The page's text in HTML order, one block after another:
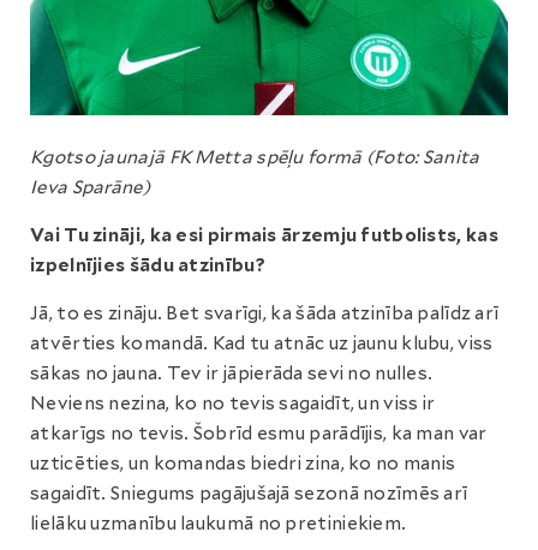
Kgotso jaunajā FK Metta spēļu formā (Foto: Sanita
Ieva Sparāne)
Vai Tu zināji, ka esi pirmais ārzemju futbolists, kas
izpelnījies šādu atzinību?
Jā, to es zināju. Bet svarīgi, ka šāda atzinība palīdz arī
atvērties komandā. Kad tu atnāc uz jaunu klubu, viss
sākas no jauna. Tev ir jāpierāda sevi no nulles.
Neviens nezina, ko no tevis sagaidīt, un viss ir
atkarīgs no tevis. Šobrīd esmu parādījis, ka man var
uzticēties, un komandas biedri zina, ko no manis
sagaidīt. Sniegums pagājušajā sezonā nozīmēs arī
lielāku uzmanību laukumā no pretiniekiem.